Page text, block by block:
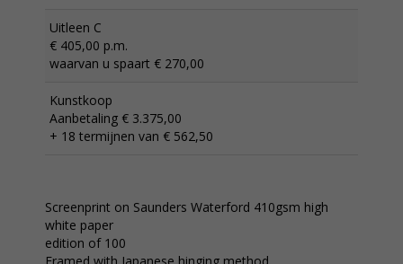
Uitleen C
€ 405,00 p.m.
waarvan u spaart € 270,00
Kunstkoop
Aanbetaling € 3.375,00
+ 18 termijnen van € 562,50
Screenprint on Saunders Waterford 410gsm high
white paper
edition of 100